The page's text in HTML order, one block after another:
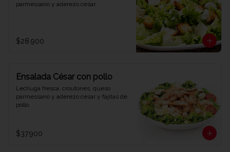
parmessano y aderezo cesar.
$28.900
Ensalada César con pollo
Lechuga fresca, croutones, queso
parmessano y aderezo cesar y fajitas de
pollo.
$37.900